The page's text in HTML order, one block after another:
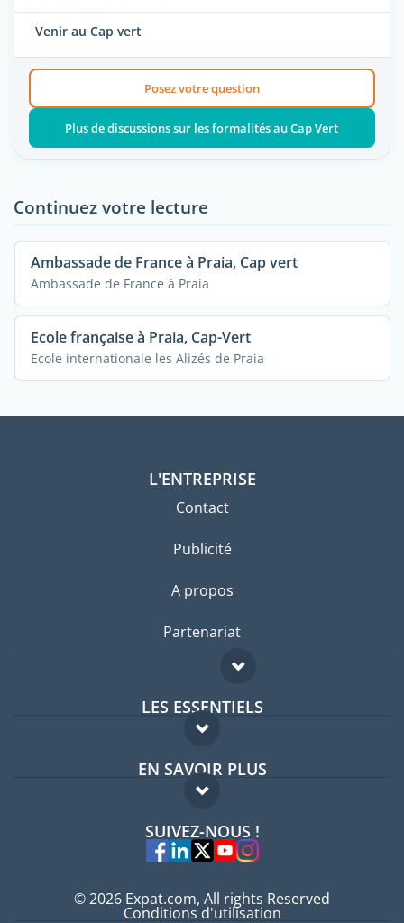
Venir au Cap vert
Posez votre question
Plus de discussions sur les formalités au Cap Vert
Continuez votre lecture
Ambassade de France à Praia, Cap vert
Ambassade de France à Praia
Ecole française à Praia, Cap-Vert
Ecole internationale les Alizés de Praia
L'ENTREPRISE
Contact
Publicité
A propos
Partenariat
LES ESSENTIELS
Forum expatriés
Guides pays
EN SAVOIR PLUS
FAQ
Experts
SUIVEZ-NOUS !
© 2026 Expat.com, All rights Reserved
Conditions d'utilisation